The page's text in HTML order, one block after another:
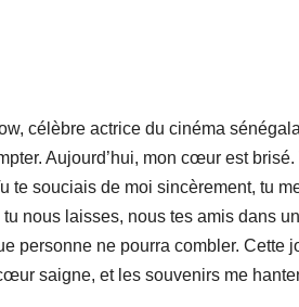
célèbre actrice du cinéma
Aujourd’hui, mon cœur est
te souciais de moi sincèrement, tu
tu nous laisses, nous tes amis dans
personne ne pourra combler. Cette
saigne, et les souvenirs me